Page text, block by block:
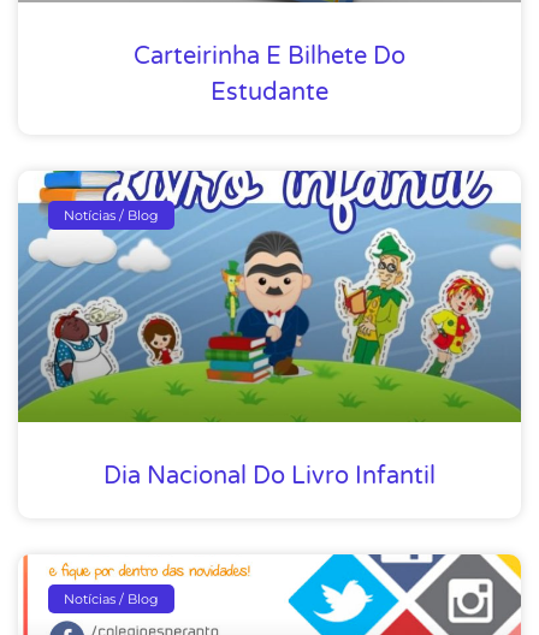
Carteirinha E Bilhete Do
Estudante
Notícias / Blog
Dia Nacional Do Livro Infantil
Notícias / Blog